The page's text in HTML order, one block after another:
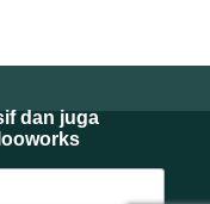
dan juga